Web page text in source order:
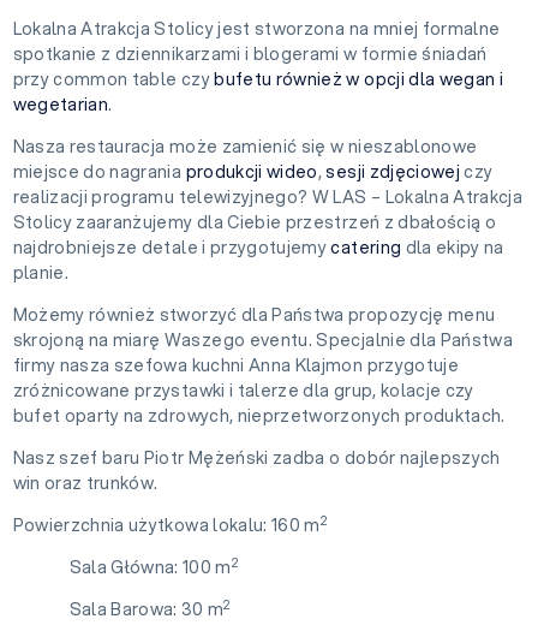
Lokalna Atrakcja Stolicy jest stworzona na mniej formalne
spotkanie z dziennikarzami i blogerami w formie śniadań
przy common table czybufetu również w opcji dla wegan i
wegetarian.
Nasza restauracja może zamienić się w nieszablonowe
miejsce do nagrania produkcji wideo,sesji zdjęciowej czy
realizacji programu telewizyjnego? W LAS – Lokalna Atrakcja
Stolicy zaaranżujemy dla Ciebie przestrzeń z dbałością o
najdrobniejsze detale i przygotujemycatering dla ekipy na
planie.
Możemy również stworzyć dla Państwa propozycję menu
skrojoną na miarę Waszego eventu. Specjalnie dla Państwa
firmy nasza szefowa kuchni Anna Klajmon przygotuje
zróżnicowane przystawki i talerze dla grup, kolacje czy
bufet oparty na zdrowych, nieprzetworzonych produktach.
Nasz szef baru Piotr Mężeński zadba o dobór najlepszych
win oraz trunków.
Powierzchnia użytkowa lokalu: 160 m2
Sala Główna: 100 m2
Sala Barowa: 30 m2